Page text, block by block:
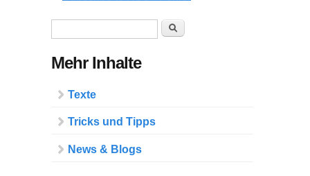
Suche
Mehr Inhalte
Texte
Tricks und Tipps
News & Blogs